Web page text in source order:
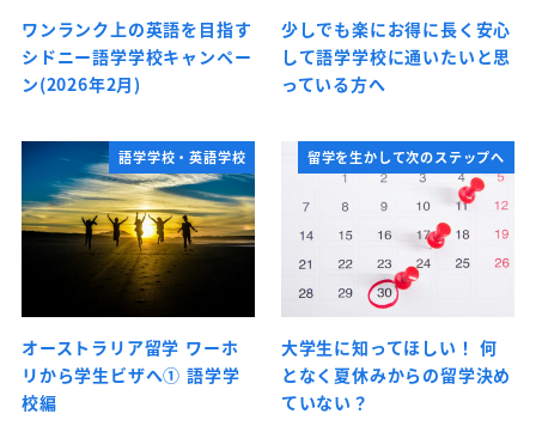
ワンランク上の英語を目指す
シドニー語学学校キャンペー
ン(2026年2月)
少しでも楽にお得に長く安心
して語学学校に通いたいと思
っている方へ
語学学校・英語学校
オーストラリア留学 ワーホ
リから学生ビザへ① 語学学
校編
留学を生かして次のステップへ
大学生に知ってほしい！ 何
となく夏休みからの留学決め
ていない？